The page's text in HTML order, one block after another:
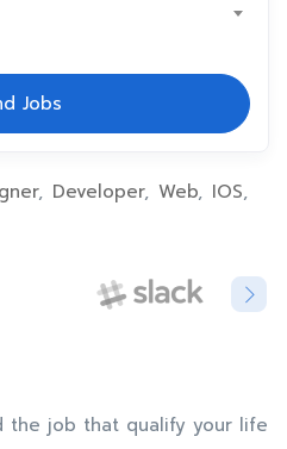
Jobs
Developer Web IOS
the job that qualify your life